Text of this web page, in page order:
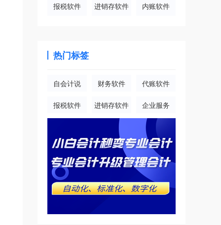
报税软件 进销存软件 内账软件
热门标签
自会计说 财务软件 代账软件
报税软件 进销存软件 企业服务